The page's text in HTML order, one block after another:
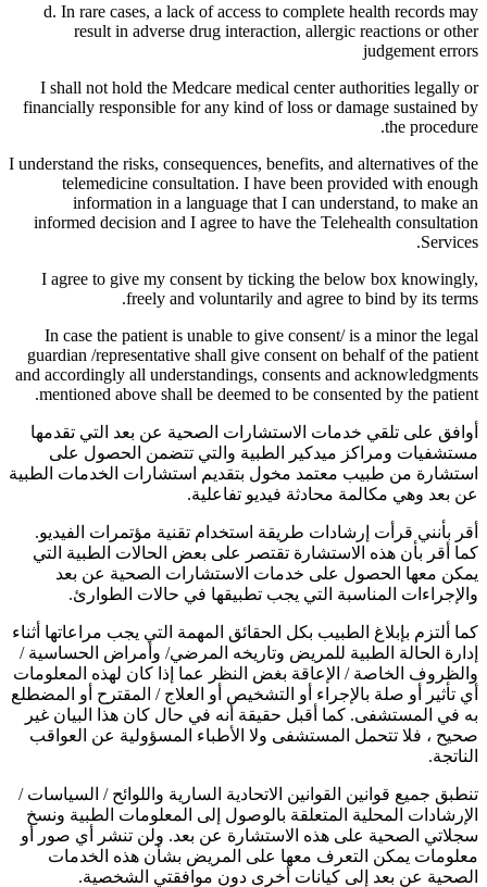
d. In rare cases, a lack of access to complete health records may
result in adverse drug interaction, allergic reactions or other
judgement errors
I shall not hold the Medcare medical center authorities legally or
financially responsible for any kind of loss or damage sustained by
the procedure.
I understand the risks, consequences, benefits, and alternatives of the
telemedicine consultation. I have been provided with enough
information in a language that I can understand, to make an
informed decision and I agree to have the Telehealth consultation
Services.
I agree to give my consent by ticking the below box knowingly,
freely and voluntarily and agree to bind by its terms.
In case the patient is unable to give consent/ is a minor the legal
guardian /representative shall give consent on behalf of the patient
and accordingly all understandings, consents and acknowledgments
mentioned above shall be deemed to be consented by the patient.
أوافق على تلقي خدمات الاستشارات الصحية عن بعد التي تقدمها
مستشفيات ومراكز ميدكير الطبية والتي تتضمن الحصول على
استشارة من طبيب معتمد مخول بتقديم استشارات الخدمات الطبية
عن بعد وهي مكالمة محادثة فيديو تفاعلية.
أقر بأنني قرأت إرشادات طريقة استخدام تقنية مؤتمرات الفيديو.
كما أقر بأن هذه الاستشارة تقتصر على بعض الحالات الطبية التي
يمكن معها الحصول على خدمات الاستشارات الصحية عن بعد
والإجراءات المناسبة التي يجب تطبيقها في حالات الطوارئ.
كما ألتزم بإبلاغ الطبيب بكل الحقائق المهمة التي يجب مراعاتها أثناء
إدارة الحالة الطبية للمريض وتاريخه المرضي/ وأمراض الحساسية /
والظروف الخاصة / الإعاقة بغض النظر عما إذا كان لهذه المعلومات
أي تأثير أو صلة بالإجراء أو التشخيص أو العلاج / المقترح أو المضطلع
به في المستشفى. كما أقبل حقيقة أنه في حال كان هذا البيان غير
صحيح ، فلا تتحمل المستشفى ولا الأطباء المسؤولية عن العواقب
الناتجة.
تنطبق جميع قوانين القوانين الاتحادية السارية واللوائح / السياسات /
الإرشادات المحلية المتعلقة بالوصول إلى المعلومات الطبية ونسخ
سجلاتي الصحية على هذه الاستشارة عن بعد. ولن تنشر أي صور أو
معلومات يمكن التعرف معها على المريض بشأن هذه الخدمات
الصحية عن بعد إلى كيانات أخرى دون موافقتي الشخصية.